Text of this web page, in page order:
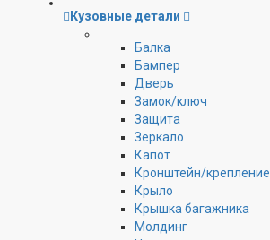
Кузовные детали
Балка
Бампер
Дверь
Замок/ключ
Защита
Зеркало
Капот
Кронштейн/крепление
Крыло
Крышка багажника
Молдинг